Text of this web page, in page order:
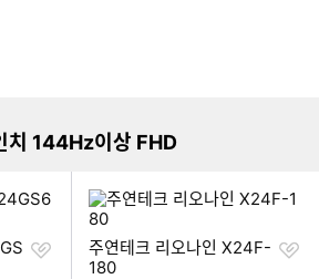
치 144Hz이상 FHD
찜
주연테크 리오나인 X24F-
180
찜